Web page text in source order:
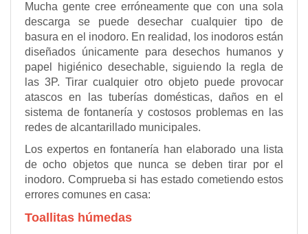
Mucha gente cree erróneamente que con una sola
descarga se puede desechar cualquier tipo de
basura en el inodoro. En realidad, los inodoros están
diseñados únicamente para desechos humanos y
papel higiénico desechable, siguiendo la regla de
las 3P. Tirar cualquier otro objeto puede provocar
atascos en las tuberías domésticas, daños en el
sistema de fontanería y costosos problemas en las
redes de alcantarillado municipales.
Los expertos en fontanería han elaborado una lista
de ocho objetos que nunca se deben tirar por el
inodoro. Comprueba si has estado cometiendo estos
errores comunes en casa:
Toallitas húmedas